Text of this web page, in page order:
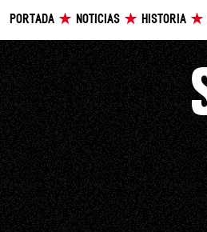
PORTADA NOTICIAS HISTORIA